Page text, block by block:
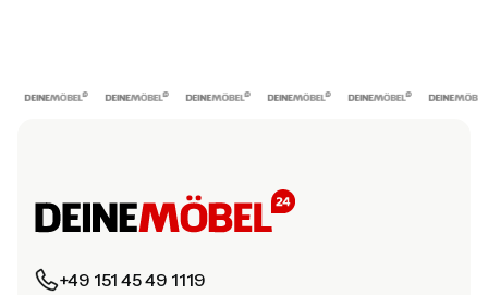
+49 151 45 49 1119